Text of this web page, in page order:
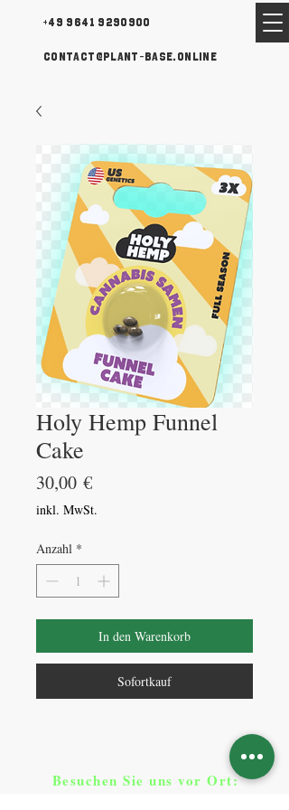
+49 9641 9290900
contact@plant-base.online
Holy Hemp Funnel
Cake
30,00 €Preis
inkl. MwSt.
Anzahl *
In den Warenkorb
Sofortkauf
Besuchen Sie uns vor Ort​: